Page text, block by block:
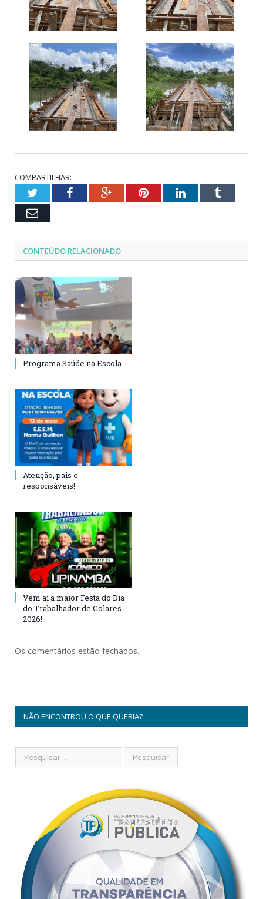
COMPARTILHAR:
TwitterFacebookGoogle+PinterestLinkedInTumblr
Email
CONTEÚDO RELACIONADO
Programa Saúde na Escola
Atenção, pais e
responsáveis!
Vem aí a maior Festa do Dia
do Trabalhador de Colares
2026!
Os comentários estão fechados.
NÃO ENCONTROU O QUE QUERIA?